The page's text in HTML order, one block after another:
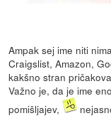
Ampak sej ime niti
Craigslist, Amazon,
kakšno stran
Važno je, da je ime
pomišljajev,